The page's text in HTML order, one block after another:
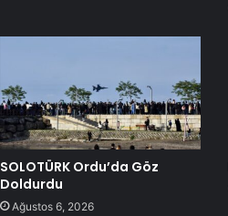
SOLOTÜRK Ordu’da Göz
Doldurdu
Ağustos 6, 2026